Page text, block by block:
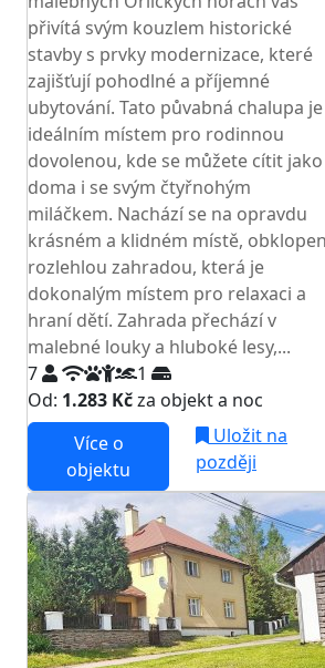
přivítá svým kouzlem historické
stavby s prvky modernizace, které
zajišťují pohodlné a příjemné
ubytování. Tato půvabná chalupa je
ideálním místem pro rodinnou
dovolenou, kde se můžete cítit jako
doma i se svým čtyřnohým
miláčkem. Nachází se na opravdu
krásném a klidném místě,
rozlehlou zahradou, která je
dokonalým místem pro relaxaci a
hraní dětí. Zahrada přechází v
malebné louky a hluboké lesy,...
7
1
Od: 1.283 Kčza objekt a noc
Více o
objektu
Uložit na
později